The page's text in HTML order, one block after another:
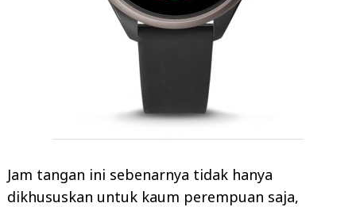
Jam tangan ini sebenarnya tidak hanya
dikhususkan untuk kaum perempuan saja,